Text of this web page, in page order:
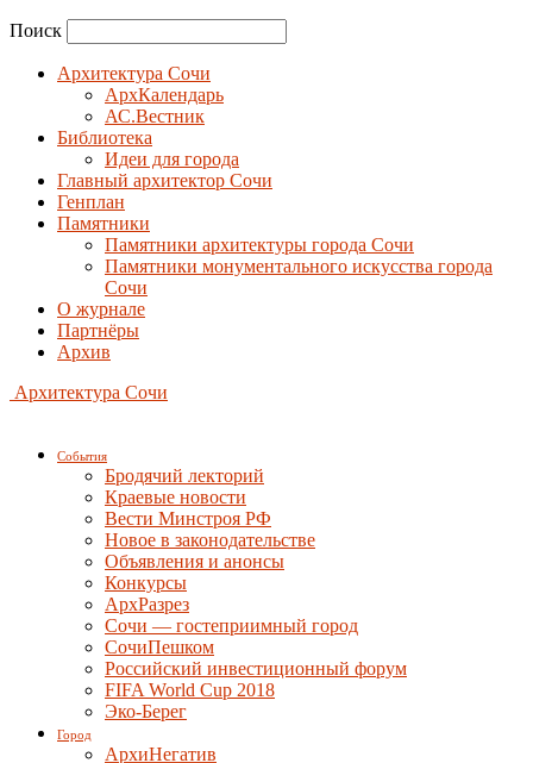
Поиск
Архитектура Сочи
АрхКалендарь
АС.Вестник
Библиотека
Идеи для города
Главный архитектор Сочи
Генплан
Памятники
Памятники архитектуры города Сочи
Памятники монументального искусства города
Сочи
О журнале
Партнёры
Архив
Архитектура Сочи
События
Бродячий лекторий
Краевые новости
Вести Минстроя РФ
Новое в законодательстве
Объявления и анонсы
Конкурсы
АрхРазрез
Сочи — гостеприимный город
СочиПешком
Российский инвестиционный форум
FIFA World Cup 2018
Эко-Берег
Город
АрхиНегатив